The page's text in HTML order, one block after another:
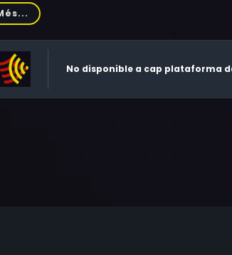
la vida de quatre persones. Poder,
completament polaritzada.
No disponible a cap plataforma